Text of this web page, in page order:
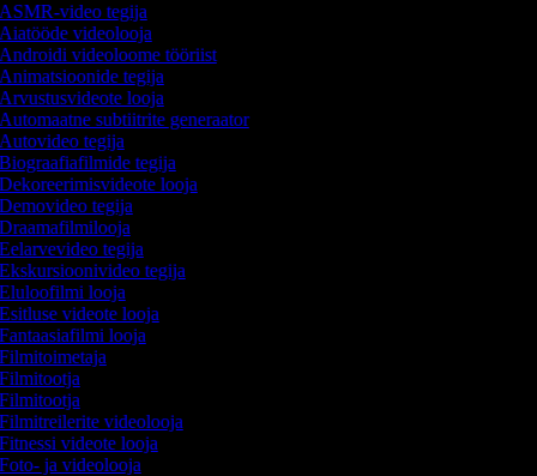
video tegija
videolooja
videoloome tööriist
tegija
looja
subtiitrite generaator
tegija
tegija
looja
tegija
tegija
tegija
looja
videote looja
looja
videolooja
videote looja
ja videolooja